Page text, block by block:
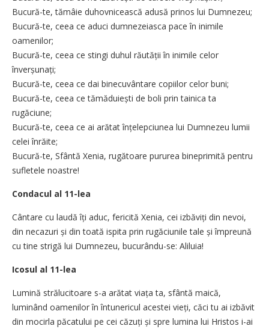
Bucură-te, tămâie duhovnicească adusă prinos lui Dumnezeu;
Bucură-te, ceea ce aduci dumnezeiasca pace în inimile
oamenilor;
Bucură-te, ceea ce stingi duhul răutății în inimile celor
înverșunați;
Bucură-te, ceea ce dai binecuvântare copiilor celor buni;
Bucură-te, ceea ce tămăduiești de boli prin tainica ta
rugăciune;
Bucură-te, ceea ce ai arătat înțelepciunea lui Dumnezeu lumii
celei înrăite;
Bucură-te, Sfântă Xenia, rugătoare pururea bineprimită pentru
sufletele noastre!
Condacul al 11-lea
Cântare cu laudă îți aduc, fericită Xenia, cei izbăviți din nevoi,
din necazuri și din toată ispita prin rugăciunile tale și împreună
cu tine strigă lui Dumnezeu, bucurându-se: Aliluia!
Icosul al 11-lea
Lumină strălucitoare s-a arătat viața ta, sfântă maică,
luminând oamenilor în întunericul acestei vieți, căci tu ai izbăvit
din mocirla păcatului pe cei căzuți și spre lumina lui Hristos i-ai